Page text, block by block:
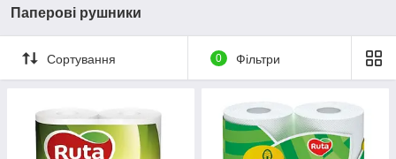
Паперові рушники
Сортування 0 Фільтри